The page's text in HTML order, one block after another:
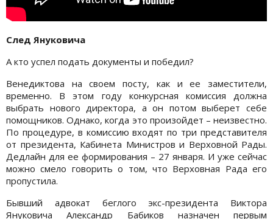
След Януковича
А кто успел подать документы и победил?
Венедиктова на своем посту, как и ее заместители,
временно. В этом году конкурсная комиссия должна
выбрать нового директора, а он потом выберет себе
помощников. Однако, когда это произойдет – неизвестно.
По процедуре, в комиссию входят по три представителя
от президента, Кабинета Министров и Верховной Рады.
Дедлайн для ее формирования – 27 января. И уже сейчас
можно смело говорить о том, что Верховная Рада его
пропустила.
Бывший адвокат беглого экс-президента Виктора
Януковича Александр Бабиков назначен первым